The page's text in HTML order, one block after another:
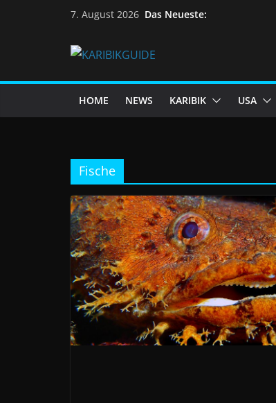
7. August 2026 Das Neueste:
HOME NEWS KARIBIK USA
Fische